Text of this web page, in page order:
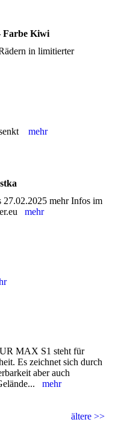
Farbe Kiwi
in limitierter
mehr
27.02.2025 mehr Infos im
mehr
MAX S1 steht für
Es zeichnet sich durch
aber auch
mehr
ältere >>